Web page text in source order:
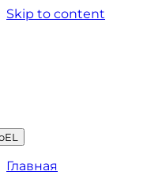
Skip to content
Главная